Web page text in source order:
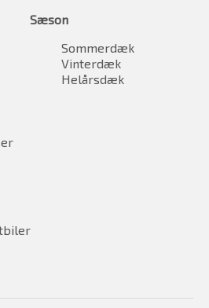
Sæson
Sommerdæk
Vinterdæk
Helårsdæk